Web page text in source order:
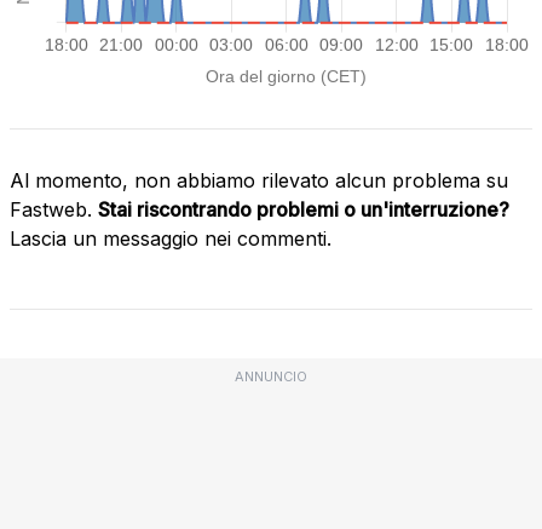
Al momento, non abbiamo rilevato alcun problema su
Fastweb. Stai riscontrando problemi o un'interruzione?
Lascia un messaggio nei commenti.
ANNUNCIO